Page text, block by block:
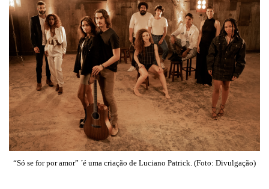
“Só se for por amor” ´é uma criação de Luciano Patrick. (Foto: Divulgação)